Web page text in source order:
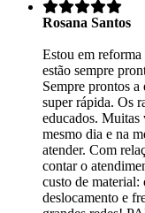
Rosana Santos
Estou em reforma
estão sempre
Sempre prontos
super rápida. Os
educados. Muitas
mesmo dia e na
atender. Com
contar o
custo de material:
deslocamento e